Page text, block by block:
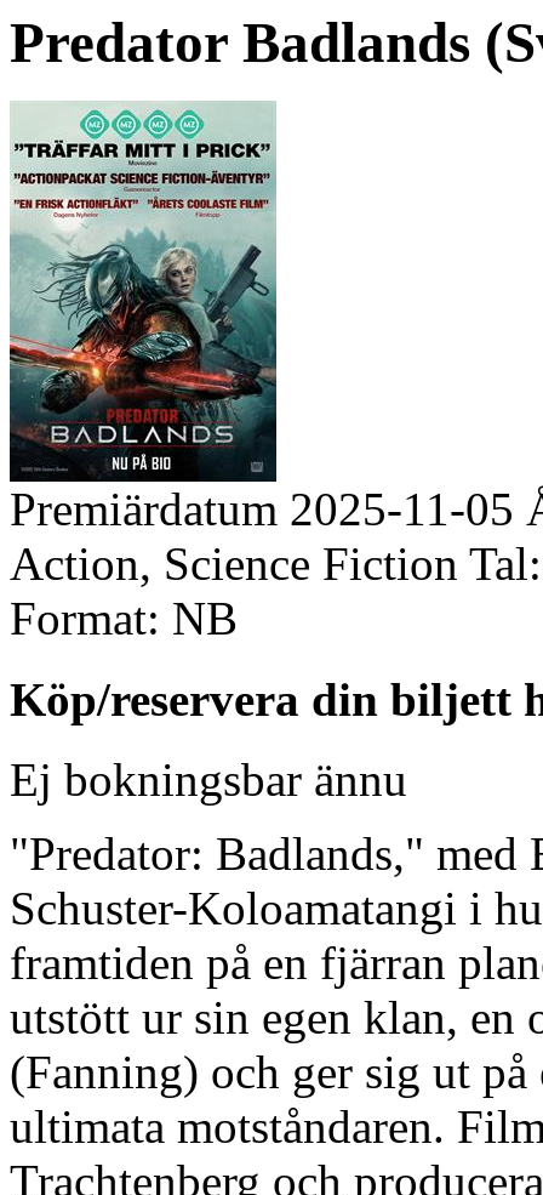
Predator Badlands
Premiärdatum 2025-11-05
Action, Science Fiction Tal:
Format: NB
Köp/reservera din biljett
Ej bokningsbar ännu
"Predator: Badlands,"
Schuster-Koloamatangi i
framtiden på en fjärran
utstött ur sin egen klan,
(Fanning) och ger sig ut
ultimata motståndaren.
Trachtenberg och